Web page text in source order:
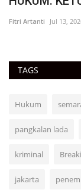
Fitri Artanti Jul 13,
TAGS
Hukum
pangkalan lada
kriminal
jakarta